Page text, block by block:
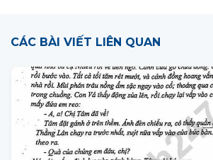
CÁC BÀI VIẾT LIÊN QUAN